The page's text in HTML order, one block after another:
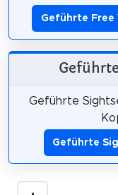
Geführte Free
Geführte
Geführte